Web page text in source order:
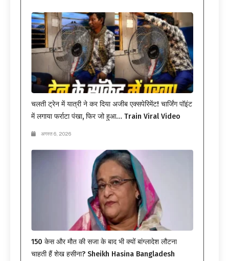
चलती ट्रेन में यात्री ने कर दिया अजीब एक्सपेरिमेंट! चार्जिंग पॉइंट
में लगाया फर्राटा पंखा, फिर जो हुआ… Train Viral Video
अगस्त 6, 2026
150 केस और मौत की सजा के बाद भी क्यों बांग्लादेश लौटना
चाहती हैं शेख हसीना? Sheikh Hasina Bangladesh